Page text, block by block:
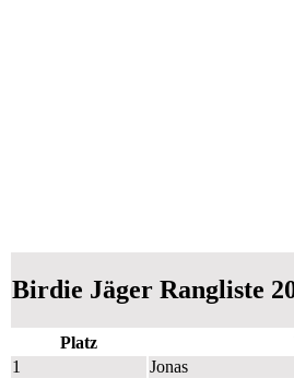
Birdie Jäger Rangliste
Platz
1
Jonas